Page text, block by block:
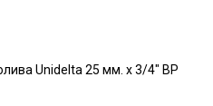
Unidelta 25 мм. х 3/4" ВР